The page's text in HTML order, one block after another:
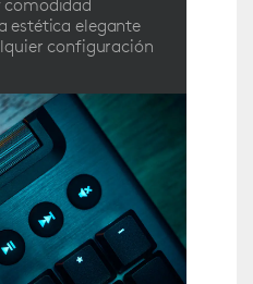
estética elegante
configuración